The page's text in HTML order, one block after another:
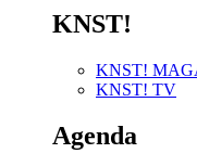
KNST!
KNST!
KNST! TV
Agenda